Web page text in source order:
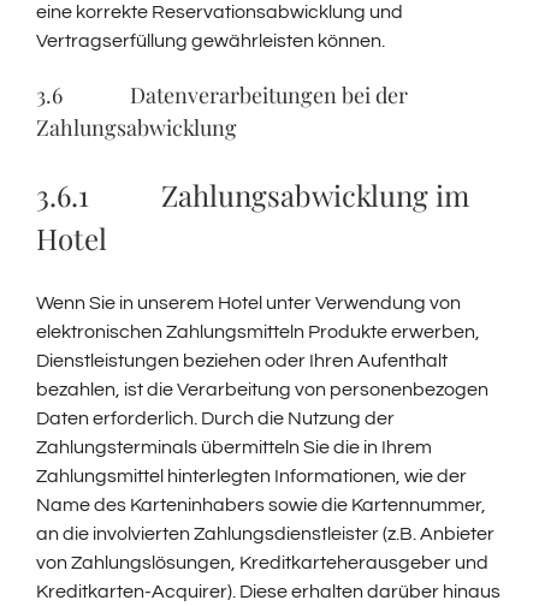
eine korrekte Reservationsabwicklung und
Vertragserfüllung gewährleisten können.
3.6 Datenverarbeitungen bei der
Zahlungsabwicklung
3.6.1 Zahlungsabwicklung im
Hotel
Wenn Sie in unserem Hotel unter Verwendung von
elektronischen Zahlungsmitteln Produkte erwerben,
Dienstleistungen beziehen oder Ihren Aufenthalt
bezahlen, ist die Verarbeitung von personenbezogen
Daten erforderlich. Durch die Nutzung der
Zahlungsterminals übermitteln Sie die in Ihrem
Zahlungsmittel hinterlegten Informationen, wie der
Name des Karteninhabers sowie die Kartennummer,
an die involvierten Zahlungsdienstleister (z.B. Anbieter
von Zahlungslösungen, Kreditkarteherausgeber und
Kreditkarten-Acquirer). Diese erhalten darüber hinaus